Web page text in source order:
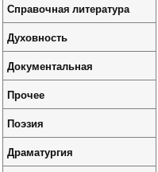
Справочная литература
Духовность
Документальная
Прочее
Поэзия
Драматургия